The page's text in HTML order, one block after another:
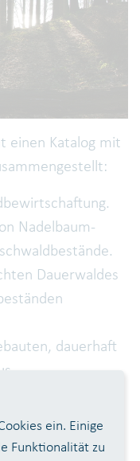
einen Katalog mit
Nadelbaum-
Dauerwaldes
dauerhaft
Weidenarten,
Hasel, kombiniert
bis 20
ein. Einige
Funktionalität zu